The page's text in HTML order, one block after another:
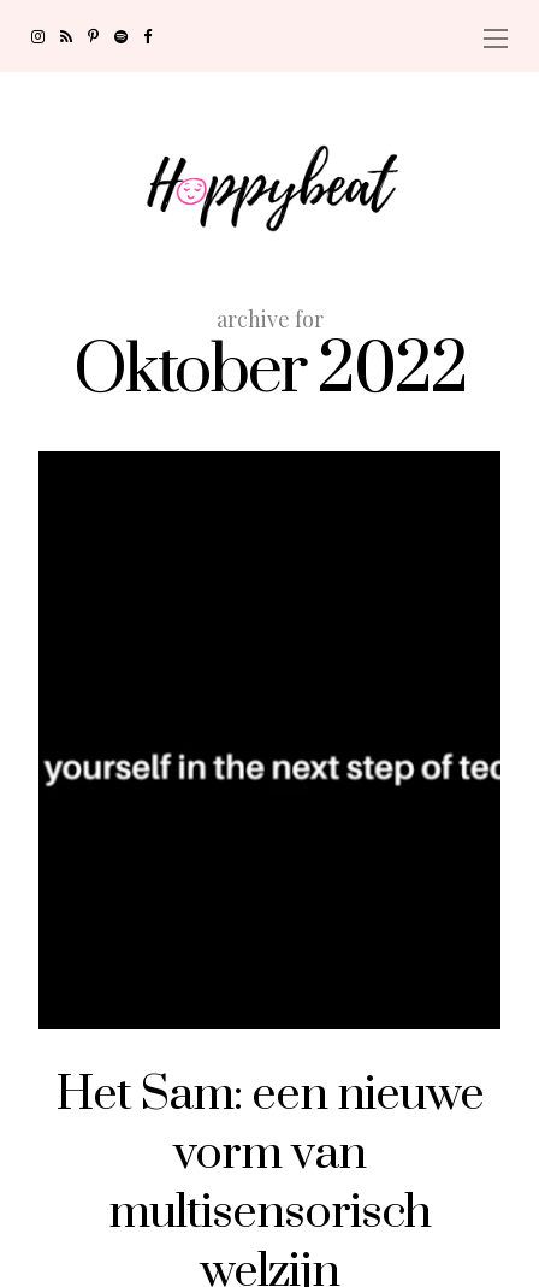
archive for
Oktober 2022
Het Sam: een nieuwe
vorm van
multisensorisch
welzijn